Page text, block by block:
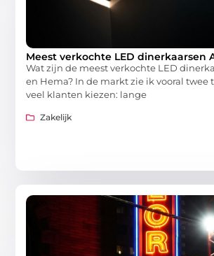
Meest verkochte LED dinerkaarsen
Wat zijn de meest verkochte LED
en Hema? In de markt zie ik vooral twee
veel klanten kiezen: lange
Zakelijk